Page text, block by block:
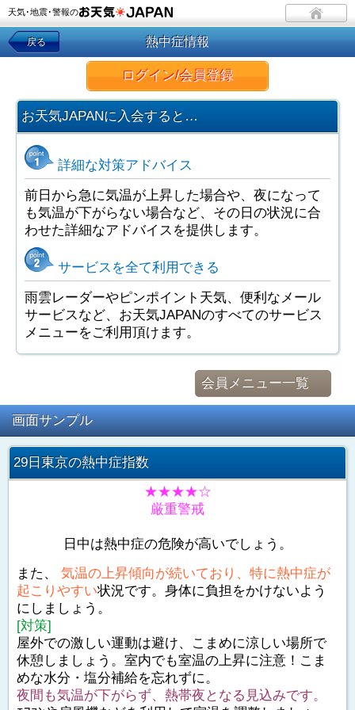
天気･地震･警報の
戻る 熱中症情報
ログイン/会員登録
お天気JAPANに入会すると…
詳細な対策アドバイス
前日から急に気温が上昇した場合や、夜になって
も気温が下がらない場合など、その日の状況に合
わせた詳細なアドバイスを提供します。
サービスを全て利用できる
雨雲レーダーやピンポイント天気、便利なメール
サービスなど、お天気JAPANのすべてのサービス
メニューをご利用頂けます。
会員メニュー一覧
画面サンプル
29日東京の熱中症指数
★★★★☆
厳重警戒
日中は熱中症の危険が高いでしょう。
また、 気温の上昇傾向が続いており、特に熱中症が
起こりやすい状況です。身体に負担をかけないよう
にしましょう。
[対策]
屋外での激しい運動は避け、こまめに涼しい場所で
休憩しましょう。室内でも室温の上昇に注意！こま
めな水分・塩分補給を忘れずに。
夜間も気温が下がらず、熱帯夜となる見込みです。